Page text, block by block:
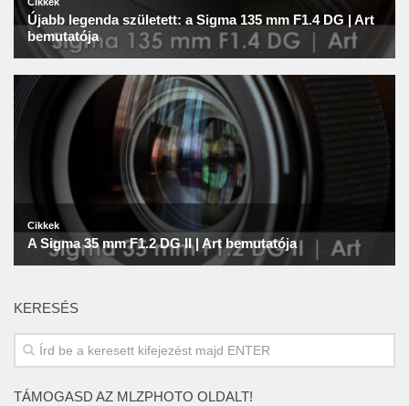
KERESÉS
TÁMOGASD AZ MLZPHOTO OLDALT!